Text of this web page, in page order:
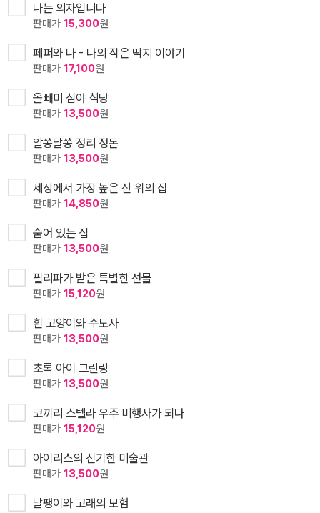
나는 의자입니다
판매가 15,300원
페퍼와 나 - 나의 작은 딱지 이야기
판매가 17,100원
올빼미 심야 식당
판매가 13,500원
알쏭달쏭 정리 정돈
판매가 13,500원
세상에서 가장 높은 산 위의 집
판매가 14,850원
숨어 있는 집
판매가 13,500원
필리파가 받은 특별한 선물
판매가 15,120원
흰 고양이와 수도사
판매가 13,500원
초록 아이 그린링
판매가 13,500원
코끼리 스텔라 우주 비행사가 되다
판매가 15,120원
아이리스의 신기한 미술관
판매가 13,500원
달팽이와 고래의 모험